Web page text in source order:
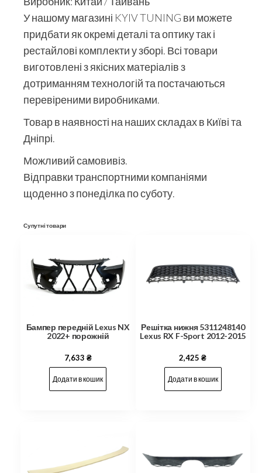
У нашому магазині KYIV TUNING ви можете
придбати як окремі деталі та оптику так і
рестайлові комплекти у зборі. Всі товари
виготовлені з якісних матеріалів з
дотриманням технологій та постачаються
перевіреними виробниками.
Товар в наявності на наших складах в Київі та
Дніпрі.
Можливий самовивіз.
Відправки транспортними компаніями
щоденно з понеділка по суботу.
Супутні товари
Бампер передній Lexus NX
2022+ порожній
7,633 ₴
Додати в кошик
Решітка нижня 5311248140
Lexus RX F-Sport 2012-2015
2,425₴
Додати в кошик